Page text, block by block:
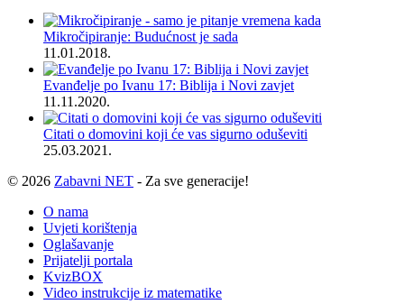
Mikročipiranje: Budućnost je sada
11.01.2018.
Evanđelje po Ivanu 17: Biblija i Novi zavjet
11.11.2020.
Citati o domovini koji će vas sigurno oduševiti
25.03.2021.
© 2026 Zabavni NET - Za sve generacije!
O nama
Uvjeti korištenja
Oglašavanje
Prijatelji portala
KvizBOX
Video instrukcije iz matematike